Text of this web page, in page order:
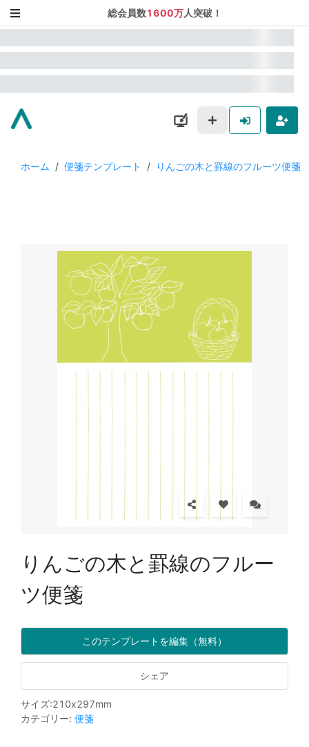
総会員数1600万人突破！
ホーム / 便箋テンプレート / りんごの木と罫線のフルーツ便箋
りんごの木と罫線のフルー
ツ便箋
このテンプレートを編集（無料）
シェア
サイズ:210x297mm
カテゴリー: 便箋